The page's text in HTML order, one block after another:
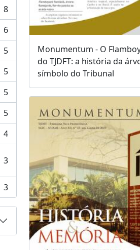
8
6
5
5
5
5
4
3
3
Monumentum - O
do TJDFT: a história da
símbolo do Tribunal